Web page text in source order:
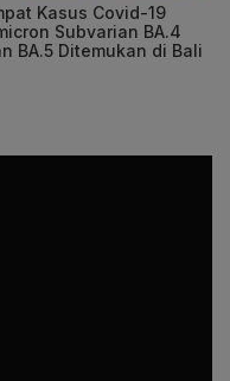
Kasus Covid-19
Subvarian BA.4
BA.5 Ditemukan di Bali